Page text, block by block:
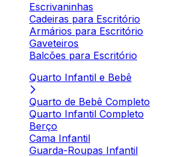
Escrivaninhas
Cadeiras para Escritório
Armários para Escritório
Gaveteiros
Balcões para Escritório
Quarto Infantil e Bebê
Quarto de Bebê Completo
Quarto Infantil Completo
Berço
Cama Infantil
Guarda-Roupas Infantil